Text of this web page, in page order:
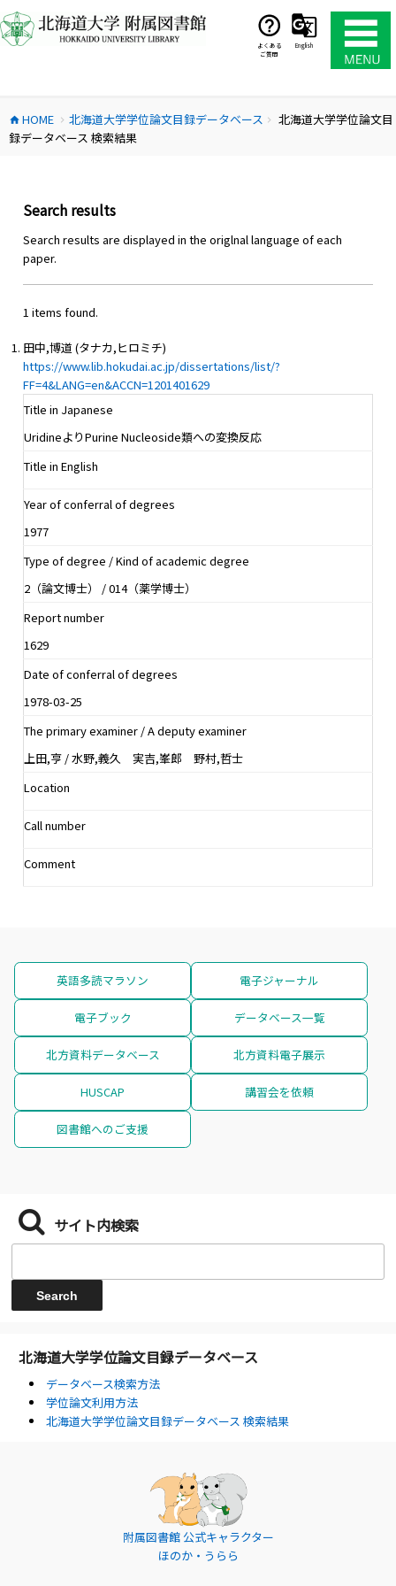
ン
テ
ス
キ
よくある
ご質問
English
home HOME chevron_right 北海道大学学位論文目録データベース chevron_right
北海道大学学位論文目
録データベース 検索結果
Search results
Search results are displayed in the origlnal language of each
paper.
1 items found.
田中,博道 (タナカ,ヒロミチ)
https://www.lib.hokudai.ac.jp/dissertations/list/?
FF=4&LANG=en&ACCN=1201401629
Title in Japanese
UridineよりPurine Nucleoside類への変換反応
Title in English
Year of conferral of degrees
1977
Type of degree / Kind of academic degree
2（論文博士） / 014（薬学博士）
Report number
1629
Date of conferral of degrees
1978-03-25
The primary examiner / A deputy examiner
上田,亨 / 水野,義久 実吉,峯郎 野村,哲士
Location
Call number
Comment
英語多読マラソン 電子ジャーナル
電子ブック データベース一覧
北方資料データベース 北方資料電子展示
HUSCAP 講習会を依頼
図書館へのご支援
サイト内検索
北海道大学学位論文目録データベース
データベース検索方法
学位論文利用方法
北海道大学学位論文目録データベース 検索結果
附属図書館 公式キャラクター
ほのか・うらら